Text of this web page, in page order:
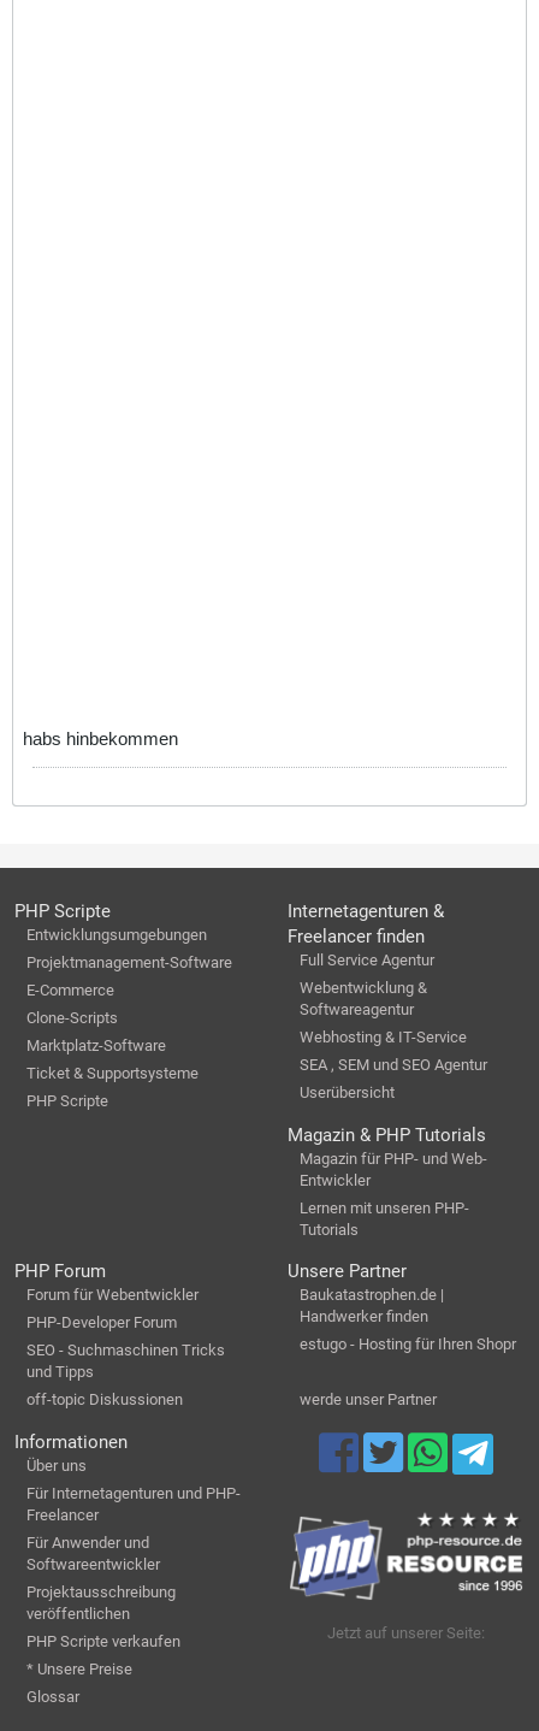
habs hinbekommen
PHP Scripte
Entwicklungsumgebungen
Projektmanagement-Software
E-Commerce
Clone-Scripts
Marktplatz-Software
Ticket & Supportsysteme
PHP Scripte
Internetagenturen &
Freelancer finden
Full Service Agentur
Webentwicklung &
Softwareagentur
Webhosting & IT-Service
SEA , SEM und SEO Agentur
Userübersicht
Magazin & PHP Tutorials
Magazin für PHP- und Web-
Entwickler
Lernen mit unseren PHP-
Tutorials
PHP Forum
Forum für Webentwickler
PHP-Developer Forum
SEO - Suchmaschinen Tricks
und Tipps
off-topic Diskussionen
Unsere Partner
Baukatastrophen.de |
Handwerker finden
estugo - Hosting für Ihren Shopr
werde unser Partner
Informationen
Über uns
Für Internetagenturen und PHP-
Freelancer
Für Anwender und
Softwareentwickler
Projektausschreibung
veröffentlichen
PHP Scripte verkaufen
* Unsere Preise
Glossar
Jetzt auf unserer Seite: